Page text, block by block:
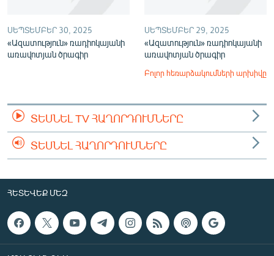
ՍԵՊՏԵՄԲԵՐ 30, 2025
«Ազատություն» ռադիոկայանի
առավոտյան ծրագիր
ՍԵՊՏԵՄԲԵՐ 29, 2025
«Ազատություն» ռադիոկայանի
առավոտյան ծրագիր
Բոլոր հեռարձակումների արխիվը
ՏԵՍՆԵԼ TV ՀԱՂՈՐԴՈՒՄՆԵՐԸ
ՏԵՍՆԵԼ ՀԱՂՈՐԴՈՒՄՆԵՐԸ
ՀԵՏԵՎԵՔ ՄԵԶ